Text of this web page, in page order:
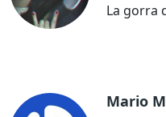
La gorra
Mario